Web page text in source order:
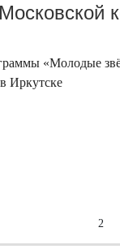
«Молодые
Иркутске
2